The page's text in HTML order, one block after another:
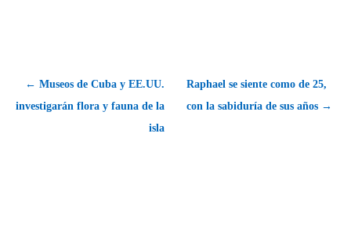
← Museos de Cuba y EE.UU.
investigarán flora y fauna de la
isla
Raphael se siente como de 25,
con la sabiduría de sus años →